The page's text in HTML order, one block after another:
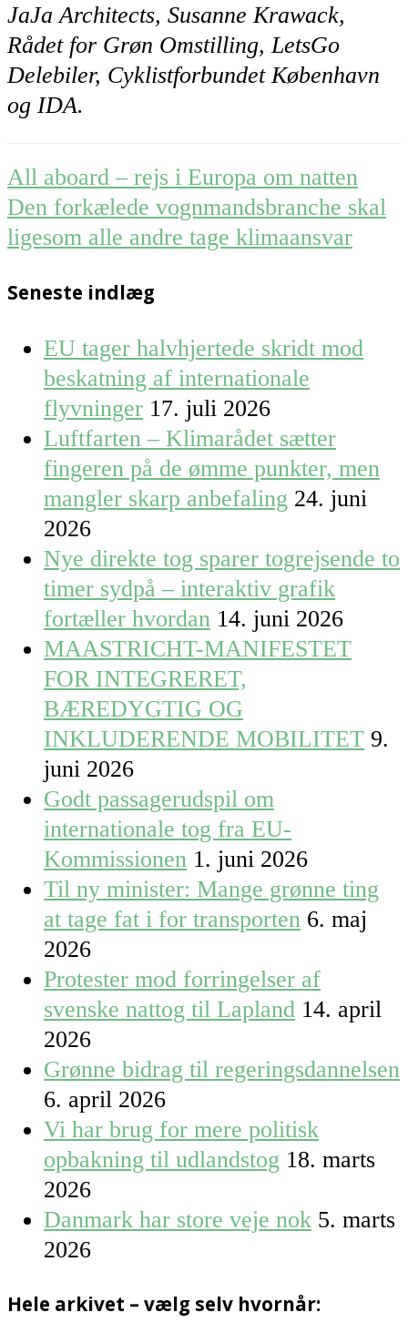
JaJa Architects, Susanne Krawack,
Rådet for Grøn Omstilling, LetsGo
Delebiler, Cyklistforbundet København
og IDA.
Post
navigation
All aboard – rejs i Europa om natten
Den forkælede vognmandsbranche skal
ligesom alle andre tage klimaansvar
Seneste indlæg
EU tager halvhjertede skridt mod
beskatning af internationale
flyvninger 17. juli 2026
Luftfarten – Klimarådet sætter
fingeren på de ømme punkter, men
mangler skarp anbefaling 24. juni
2026
Nye direkte tog sparer togrejsende to
timer sydpå – interaktiv grafik
fortæller hvordan 14. juni 2026
MAASTRICHT-MANIFESTET
FOR INTEGRERET,
BÆREDYGTIG OG
INKLUDERENDE MOBILITET 9.
juni 2026
Godt passagerudspil om
internationale tog fra EU-
Kommissionen 1. juni 2026
Til ny minister: Mange grønne ting
at tage fat i for transporten 6. maj
2026
Protester mod forringelser af
svenske nattog til Lapland 14. april
2026
Grønne bidrag til regeringsdannelsen
6. april 2026
Vi har brug for mere politisk
opbakning til udlandstog 18. marts
2026
Danmark har store veje nok 5. marts
2026
Hele arkivet – vælg selv hvornår: